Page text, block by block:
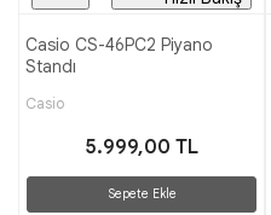
Casio CS-46PC2 Piyano
Standı
Casio
5.999,00 TL
Sepete Ekle